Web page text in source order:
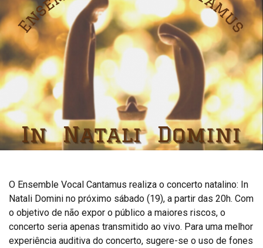
O Ensemble Vocal Cantamus realiza o concerto natalino: In
Natali Domini no próximo sábado (19), a partir das 20h. Com
o objetivo de não expor o público a maiores riscos, o
concerto seria apenas transmitido ao vivo. Para uma melhor
experiência auditiva do concerto, sugere-se o uso de fones